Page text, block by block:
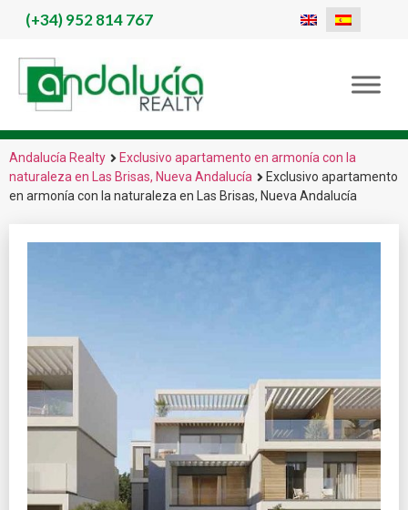
(+34)952 814 767
Andalucía Realty
Exclusivo apartamento en armonía con la
naturaleza en Las Brisas, Nueva Andalucía
Exclusivo apartamento
en armonía con la naturaleza en Las Brisas, Nueva Andalucía